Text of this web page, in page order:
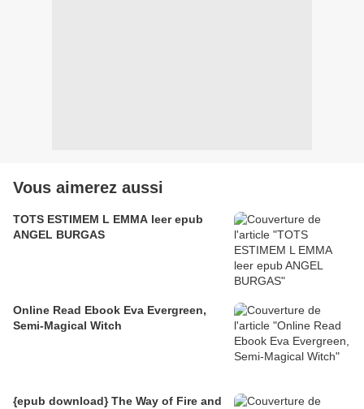
Vous aimerez aussi
TOTS ESTIMEM L EMMA leer epub
ANGEL BURGAS
Online Read Ebook Eva Evergreen,
Semi-Magical Witch
{epub download} The Way of Fire and